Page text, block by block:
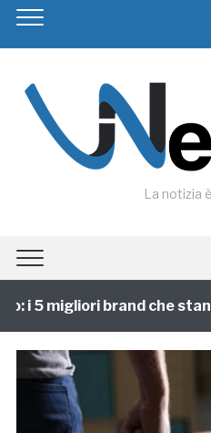
La notizia
i 5 migliori brand che